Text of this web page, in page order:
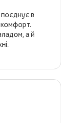
в
комфорт.
а й